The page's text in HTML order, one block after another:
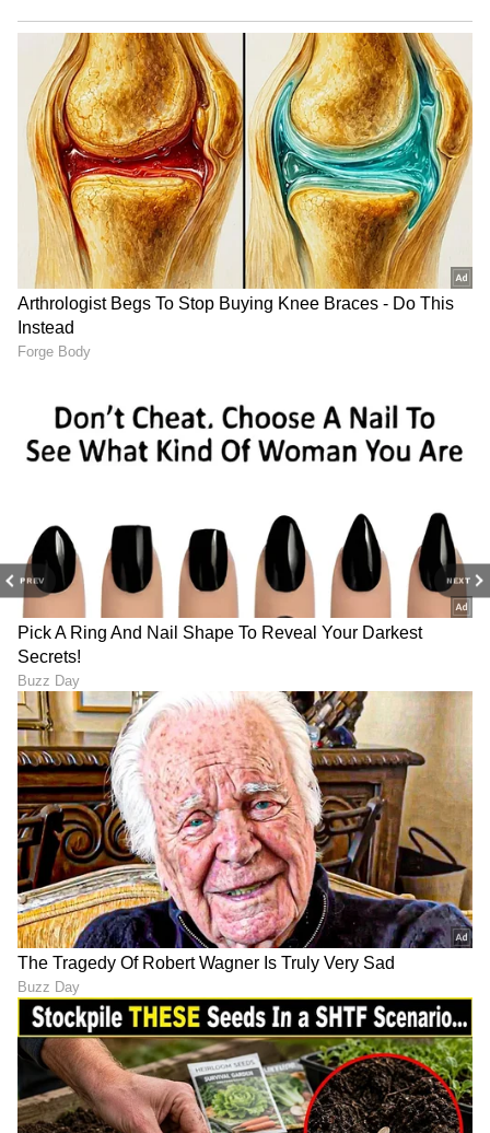
PREV NEXT
Image Credit :Getty
ಟೈಪ್ ಸಿ ಪ್ರಯೋಜನವೇನು
ಟೈಪ್-ಸಿ ಪೋರ್ಟ್‌ನ ಅನುಕೂಲ ಕೇವಲ ಸರಿಯಾದ
ದಿಕ್ಕಿನಲ್ಲಿ ಪ್ಲಗ್ ಮಾಡುವ ಅಗತ್ಯವಿಲ್ಲದಿರುವುದು ಮಾತ್ರವಲ್ಲ.
ಹಿಂದಿನ ಚಾರ್ಜಿಂಗ್ ತಂತ್ರಜ್ಞಾನಗಳಿಗೆ ಹೋಲಿಸಿದರೆ ಇದು
ಗಮನಾರ್ಹವಾಗಿ ಹೆಚ್ಚು ಶಕ್ತಿಯನ್ನು ವರ್ಗಾಯಿಸಬಲ್ಲದು.
ಹಾಗೆಯೇ, ಟೈಪ್-ಸಿ ಮೂಲಕ ಡೇಟಾ ವರ್ಗಾವಣೆ ವೇಗವೂ
ಹೆಚ್ಚಿನ ವೇಗವನ್ನು ತಲುಪಬಹುದು. ನಿಮ್ಮ ಫೋನ್ ಚಾರ್ಜ್
ಮಾಡುವುದಲ್ಲದೆ, ಮಾನಿಟರ್, ಟಿವಿ ಮತ್ತು ಇತರ ಹಲವು
6
6
Image Credit :Getty